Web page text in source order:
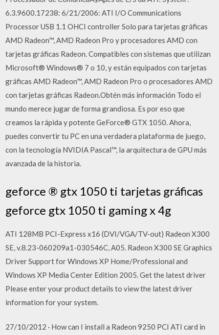
6.3.9600.17238: 6/21/2006: ATI I/O Communications
Processor USB 1.1 OHCI controller Solo para tarjetas gráficas
AMD Radeon™, AMD Radeon Pro y procesadores AMD con
tarjetas gráficas Radeon. Compatibles con sistemas que utilizan
Microsoft® Windows® 7 o 10, y están equipados con tarjetas
gráficas AMD Radeon™, AMD Radeon Pro o procesadores AMD
con tarjetas gráficas Radeon.Obtén más información Todo el
mundo merece jugar de forma grandiosa. Es por eso que
creamos la rápida y potente GeForce® GTX 1050. Ahora,
puedes convertir tu PC en una verdadera plataforma de juego,
con la tecnología NVIDIA Pascal™, la arquitectura de GPU más
avanzada de la historia.
geforce ® gtx 1050 ti tarjetas gráficas
geforce gtx 1050 ti gaming x 4g
ATI 128MB PCI-Express x16 (DVI/VGA/TV-out) Radeon X300
SE, v.8.23-060209a1-030546C, A05. Radeon X300 SE Graphics
Driver Support for Windows XP Home/Professional and
Windows XP Media Center Edition 2005. Get the latest driver
Please enter your product details to view the latest driver
information for your system.
27/10/2012 · How can I install a Radeon 9250 PCI ATI card in